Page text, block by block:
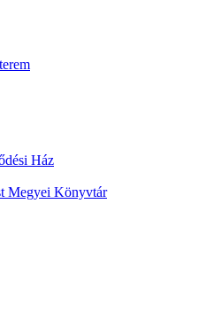
Ház
Megyei Könyvtár